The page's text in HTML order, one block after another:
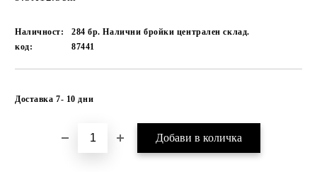
Наличност:
284 бр. Налични бройки централен склад.
код:
87441
Доставка 7- 10 дни